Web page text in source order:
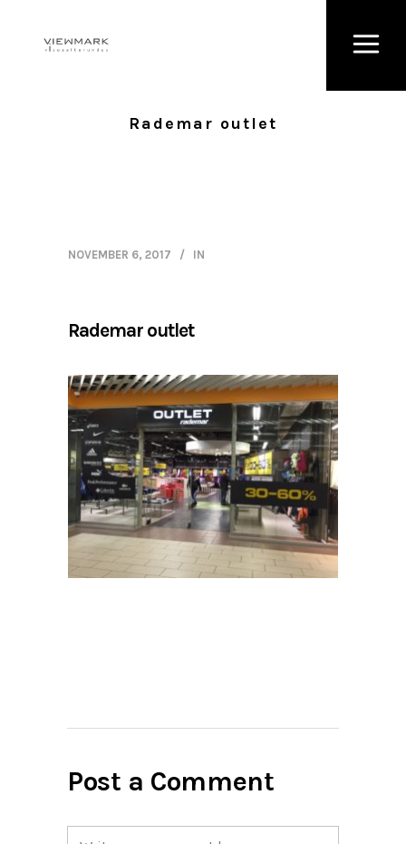
Rademar outlet
NOVEMBER 6, 2017 IN
Rademar outlet
Post a Comment